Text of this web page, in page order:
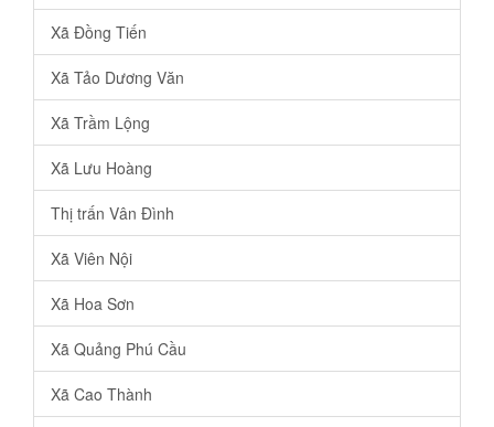
Xã Đồng Tiến
Xã Tảo Dương Văn
Xã Trầm Lộng
Xã Lưu Hoàng
Thị trấn Vân Đình
Xã Viên Nội
Xã Hoa Sơn
Xã Quảng Phú Cầu
Xã Cao Thành